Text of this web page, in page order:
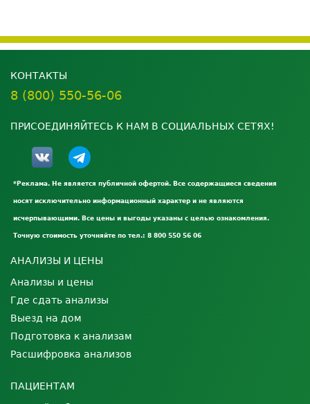
КОНТАКТЫ
8 (800) 550-56-06
ПРИСОЕДИНЯЙТЕСЬ К НАМ В СОЦИАЛЬНЫХ СЕТЯХ!
*Реклама. Не является публичной офертой. Все содержащиеся сведения
носят исключительно информационный характер и не являются
исчерпывающими. Все цены и выгоды указаны с целью ознакомления.
Точную стоимость уточняйте по тел.: 8 800 550 56 06
АНАЛИЗЫ И ЦЕНЫ
Анализы и цены
Где сдать анализы
Выезд на дом
Подготовка к анализам
Расшифровка анализов
ПАЦИЕНТАМ